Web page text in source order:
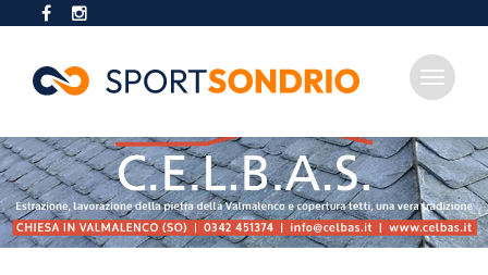
al
contenuto
principale
Toggle